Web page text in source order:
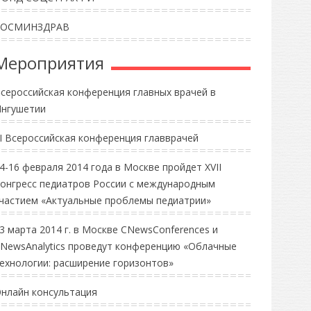
конференция главных врачей в
Всероссийская конференция главврачей
16 февраля 2014 года в Москве пройдет XVII
педиатров России с международным
«Актуальные проблемы педиатрии»
марта 2014 г. в Москве CNewsConferences и
проведут конференцию «Облачные
расширение горизонтов»
консультация